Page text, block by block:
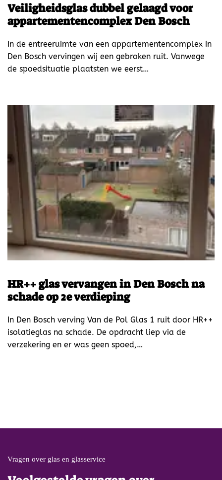
Veiligheidsglas dubbel gelaagd voor
appartementencomplex Den Bosch
In de entreeruimte van een appartementencomplex in
Den Bosch vervingen wij een gebroken ruit. Vanwege
de spoedsituatie plaatsten we eerst…
HR++ glas vervangen in Den Bosch na
schade op 2e verdieping
In Den Bosch verving Van de Pol Glas 1 ruit door HR++
isolatieglas na schade. De opdracht liep via de
verzekering en er was geen spoed,…
Vragen over glas en glasservice